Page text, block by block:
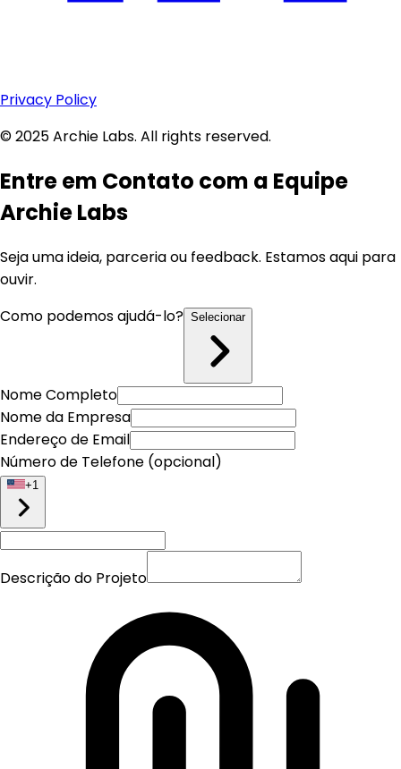
Privacy Policy
© 2025 Archie Labs. All rights reserved.
Entre em Contato com a Equipe
Archie Labs
Seja uma ideia, parceria ou feedback. Estamos aqui para
ouvir.
Como podemos ajudá-lo? Selecionar
Nome Completo
Nome da Empresa
Endereço de Email
Número de Telefone (opcional)
+1
Descrição do Projeto